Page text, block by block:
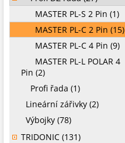
MASTER PL-S 2 Pin (1)
MASTER PL-C 2 Pin (15)
MASTER PL-C 4 Pin (9)
MASTER PL-L POLAR 4
Pin (2)
Profi řada (1)
Lineární zářivky (2)
Výbojky (78)
TRIDONIC (131)